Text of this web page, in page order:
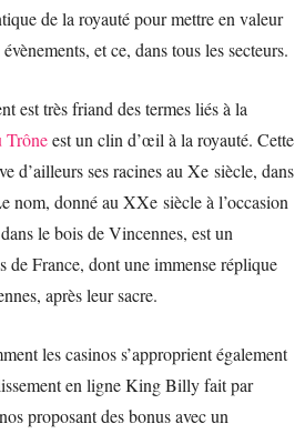
de la royauté pour mettre en valeur
et ce, dans tous les secteurs.
est très friand des termes liés à la
Trôneest un clin d’œil à la royauté. Cette
d’ailleurs ses racines au Xe siècle, dans
nom, donné au XXe siècle à l’occasion
le bois de Vincennes, est un
de France, dont une immense réplique
après leur sacre.
les casinos s’approprient également
en ligne King Billy fait par
proposant des bonus avec un